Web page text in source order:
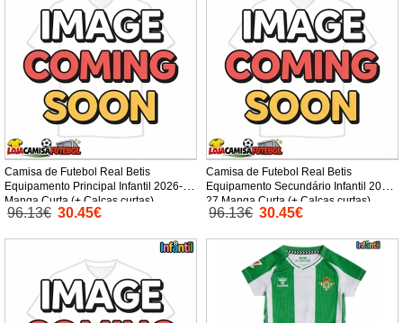
Camisa de Futebol Real Betis
Equipamento Principal Infantil 2026-27
Manga Curta (+ Calças curtas)
96.13€ 30.45€
Camisa de Futebol Real Betis
Equipamento Secundário Infantil 2026-
27 Manga Curta (+ Calças curtas)
96.13€ 30.45€